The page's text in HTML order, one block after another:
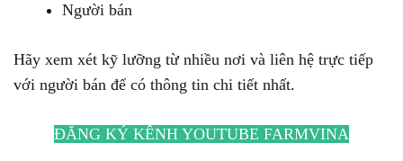
Người bán
Hãy xem xét kỹ lưỡng từ nhiều nơi và liên hệ trực tiếp
với người bán để có thông tin chi tiết nhất.
ĐĂNG KÝ KÊNH YOUTUBE FARMVINA